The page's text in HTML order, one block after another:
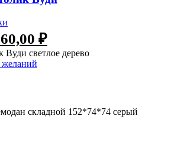
₽
светлое дерево
желаний